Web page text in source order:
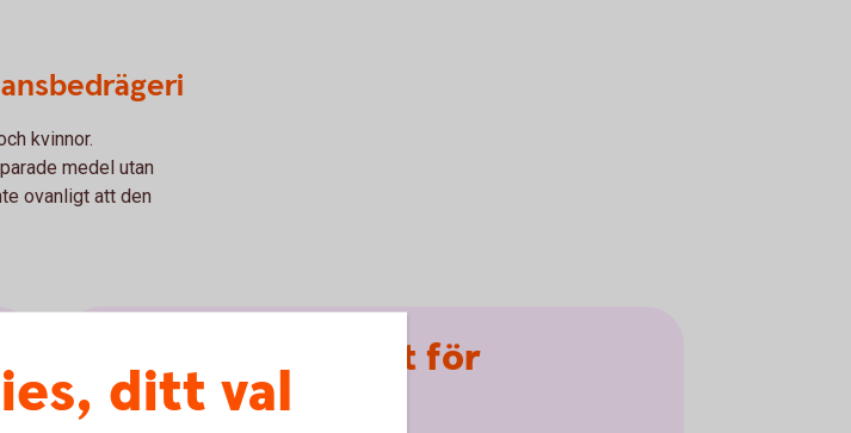
kvinnor.
medel utan
ovanligt att den
Om du blivit utsatt för
romansbedrägeri
ditt val